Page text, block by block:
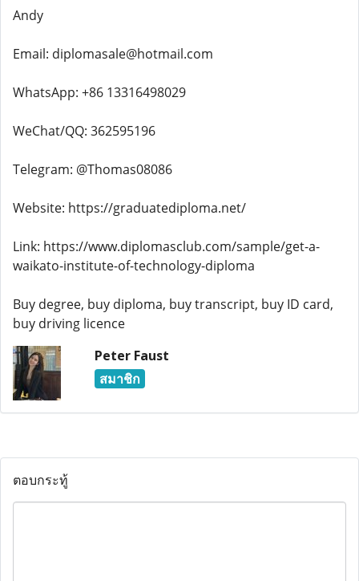
Andy
Email: diplomasale@hotmail.com
WhatsApp: +86 13316498029
WeChat/QQ: 362595196
Telegram: @Thomas08086
Website: https://graduatediploma.net/
Link: https://www.diplomasclub.com/sample/get-a-
waikato-institute-of-technology-diploma
Buy degree, buy diploma, buy transcript, buy ID card,
buy driving licence
Peter Faust
สมาชิก
ตอบกระทู้